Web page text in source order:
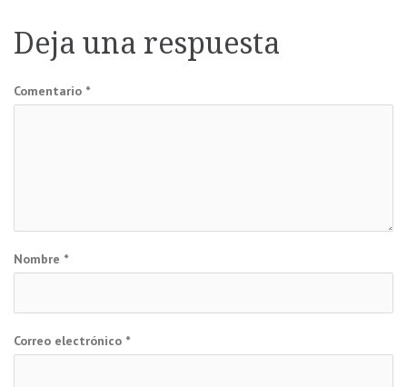
entradas
Deja una respuesta
Comentario *
Nombre *
Correo electrónico *